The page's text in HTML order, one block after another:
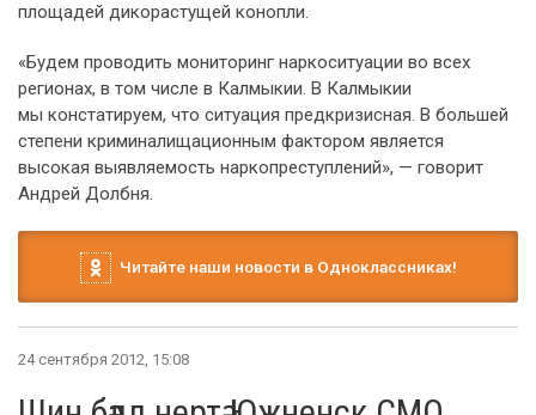
площадей дикорастущей конопли.
«Будем проводить мониторинг наркоситуации во всех
регионах, в том числе в Калмыкии. В Калмыкии
мы констатируем, что ситуация предкризисная. В большей
степени криминалищационным фактором является
высокая выявляемость наркопреступлений», — говорит
Андрей Долбня.
Читайте наши новости в Одноклассниках!
24 сентября 2012, 15:08